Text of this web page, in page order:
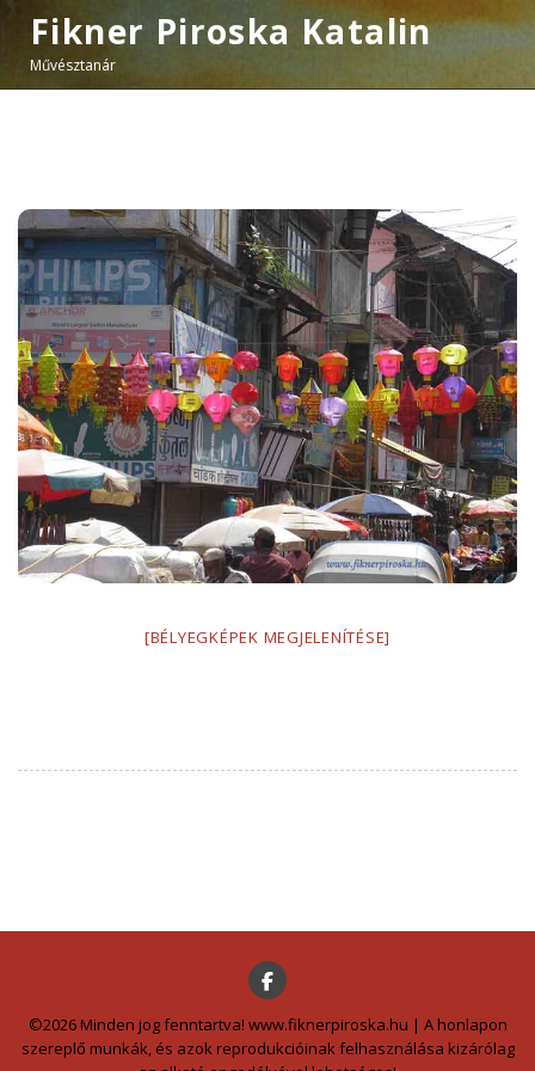
Fikner Piroska Katalin
Művésztanár
[BÉLYEGKÉPEK MEGJELENÍTÉSE]
©2026 Minden jog fenntartva! www.fiknerpiroska.hu | A honlapon
szereplő munkák, és azok reprodukcióinak felhasználása kizárólag